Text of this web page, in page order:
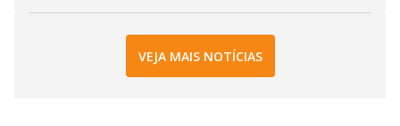
VEJA MAIS NOTÍCIAS